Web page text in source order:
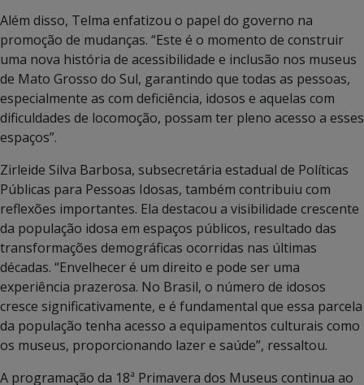
Além disso, Telma enfatizou o papel do governo na
promoção de mudanças. “Este é o momento de construir
uma nova história de acessibilidade e inclusão nos museus
de Mato Grosso do Sul, garantindo que todas as pessoas,
especialmente as com deficiência, idosos e aquelas com
dificuldades de locomoção, possam ter pleno acesso a esses
espaços”.
Zirleide Silva Barbosa, subsecretária estadual de Políticas
Públicas para Pessoas Idosas, também contribuiu com
reflexões importantes. Ela destacou a visibilidade crescente
da população idosa em espaços públicos, resultado das
transformações demográficas ocorridas nas últimas
décadas. “Envelhecer é um direito e pode ser uma
experiência prazerosa. No Brasil, o número de idosos
cresce significativamente, e é fundamental que essa parcela
da população tenha acesso a equipamentos culturais como
os museus, proporcionando lazer e saúde”, ressaltou.
A programação da 18ª Primavera dos Museus continua ao